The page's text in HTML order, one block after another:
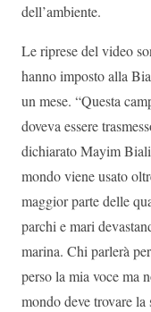
dell’ambiente.
Le riprese del video
hanno imposto alla
un mese. “Questa
doveva essere
dichiarato Mayim
mondo viene usato
maggior parte delle
parchi e mari
marina. Chi parlerà
perso la mia voce ma
mondo deve trovare la